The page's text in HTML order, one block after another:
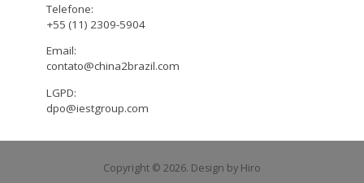
Telefone:
+55 (11) 2309-5904
Email:
contato@china2brazil.com
LGPD:
dpo@iestgroup.com
Copyright © 2026. Design by Hiro